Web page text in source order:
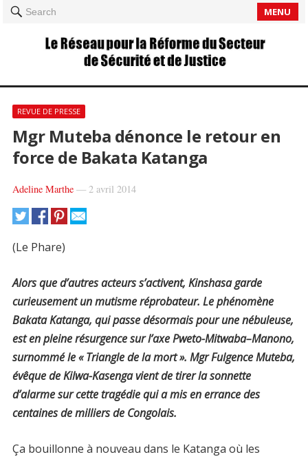
Search MENU
REVUE DE PRESSE
Mgr Muteba dénonce le retour en
force de Bakata Katanga
Adeline Marthe— 2 avril 2014
(Le Phare)
Alors que d’autres acteurs s’activent, Kinshasa garde
curieusement un mutisme réprobateur. Le phénomène
Bakata Katanga, qui passe désormais pour une nébuleuse,
est en pleine résurgence sur l’axe Pweto-Mitwaba–Manono,
surnommé le « Triangle de la mort ». Mgr Fulgence Muteba,
évêque de Kilwa-Kasenga vient de tirer la sonnette
d’alarme sur cette tragédie qui a mis en errance des
centaines de milliers de Congolais.
Ça bouillonne à nouveau dans le Katanga où les